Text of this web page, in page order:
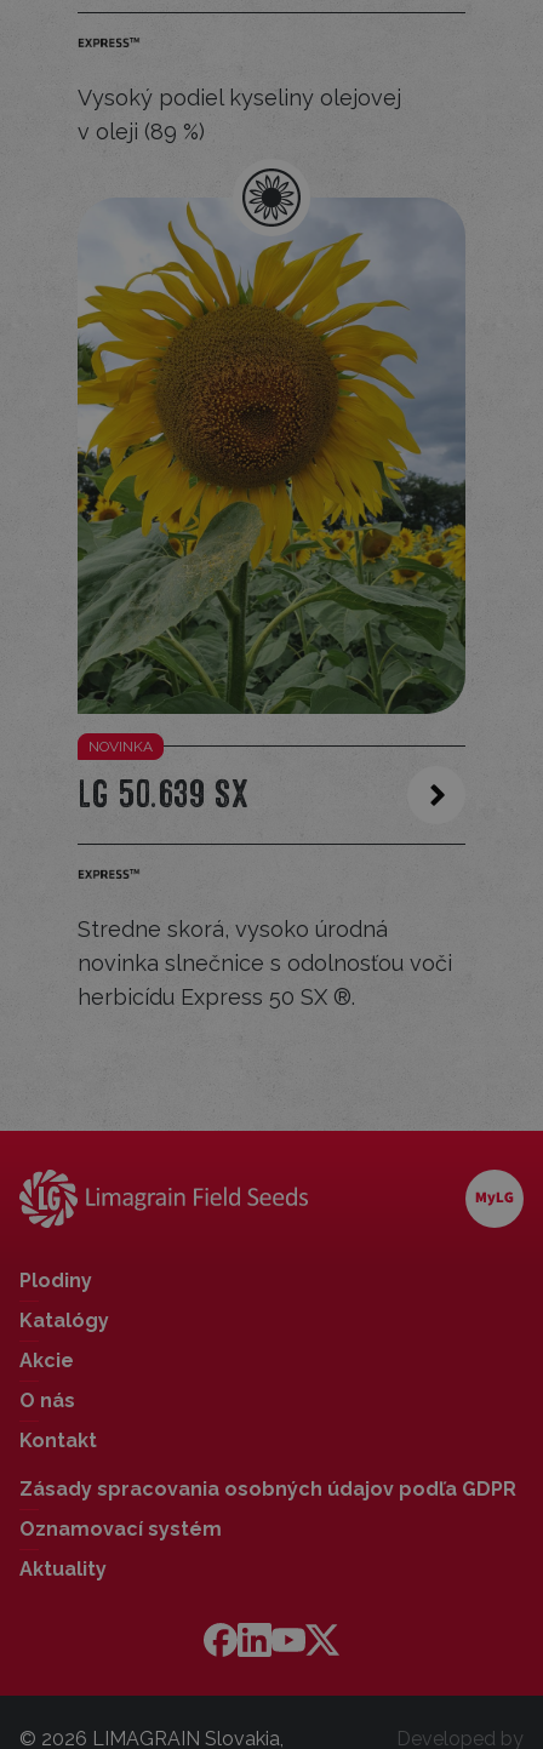
Vysoký podiel kyseliny olejovej
v oleji (89 %)
NOVINKA
LG 50.639 SX
Stredne skorá, vysoko úrodná
novinka slnečnice s odolnosťou voči
herbicídu Express 50 SX ®.
Plodiny
Katalógy
Akcie
O nás
Kontakt
Zásady spracovania osobných údajov podľa GDPR
Oznamovací systém
Aktuality
© 2026 LIMAGRAIN Slovakia, Developed by